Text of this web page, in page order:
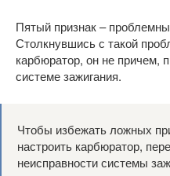
Пятый признак –
Столкнувшись с такой
карбюратор, он не причем,
системе зажигания.
Чтобы избежать ложных
настроить карбюратор,
неисправности системы